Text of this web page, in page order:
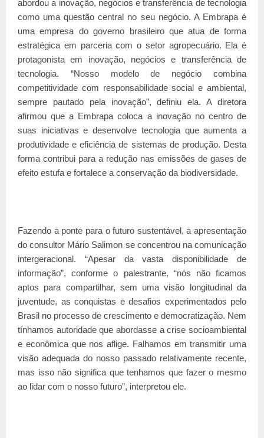
abordou a inovação, negócios e transferência de tecnologia
como uma questão central no seu negócio. A Embrapa é
uma empresa do governo brasileiro que atua de forma
estratégica em parceria com o setor agropecuário. Ela é
protagonista em inovação, negócios e transferência de
tecnologia. “Nosso modelo de negócio combina
competitividade com responsabilidade social e ambiental,
sempre pautado pela inovação”, definiu ela. A diretora
afirmou que a Embrapa coloca a inovação no centro de
suas iniciativas e desenvolve tecnologia que aumenta a
produtividade e eficiência de sistemas de produção. Desta
forma contribui para a redução nas emissões de gases de
efeito estufa e fortalece a conservação da biodiversidade.
Fazendo a ponte para o futuro sustentável, a apresentação
do consultor Mário Salimon se concentrou na comunicação
intergeracional. “Apesar da vasta disponibilidade de
informação”, conforme o palestrante, “nós não ficamos
aptos para compartilhar, sem uma visão longitudinal da
juventude, as conquistas e desafios experimentados pelo
Brasil no processo de crescimento e democratização. Nem
tínhamos autoridade que abordasse a crise socioambiental
e econômica que nos aflige. Falhamos em transmitir uma
visão adequada do nosso passado relativamente recente,
mas isso não significa que tenhamos que fazer o mesmo
ao lidar com o nosso futuro”, interpretou ele.